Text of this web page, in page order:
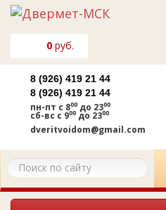
0 руб.
8 (926) 419 21 44
8 (926) 419 21 44
пн-пт с 800 до 2300
сб-вс с 900 до 2300
dveritvoidom@gmail.com